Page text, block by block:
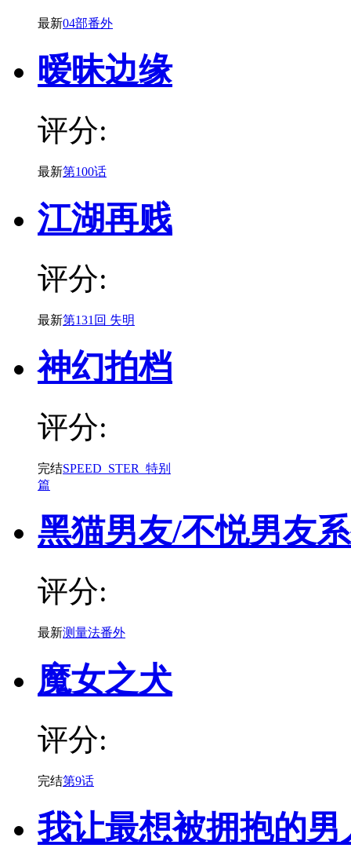
最新04部番外
暧昧边缘
评分:
最新第100话
江湖再贱
评分:
最新第131回 失明
神幻拍档
评分:
完结SPEED_STER_特别
篇
黑猫男友/不悦男友
评分:
最新测量法番外
魔女之犬
评分:
完结第9话
我让最想被拥抱的